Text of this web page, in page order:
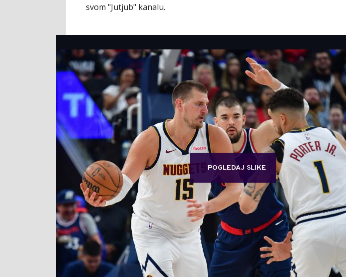
svom "Jutjub" kanalu.
POGLEDAJ SLIKE